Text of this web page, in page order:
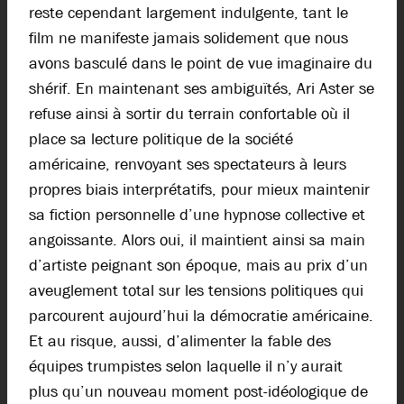
reste cependant largement indulgente, tant le
film ne manifeste jamais solidement que nous
avons basculé dans le point de vue imaginaire du
shérif. En maintenant ses ambiguïtés, Ari Aster se
refuse ainsi à sortir du terrain confortable où il
place sa lecture politique de la société
américaine, renvoyant ses spectateurs à leurs
propres biais interprétatifs, pour mieux maintenir
sa fiction personnelle d’une hypnose collective et
angoissante. Alors oui, il maintient ainsi sa main
d’artiste peignant son époque, mais au prix d’un
aveuglement total sur les tensions politiques qui
parcourent aujourd’hui la démocratie américaine.
Et au risque, aussi, d’alimenter la fable des
équipes trumpistes selon laquelle il n’y aurait
plus qu’un nouveau moment post-idéologique de